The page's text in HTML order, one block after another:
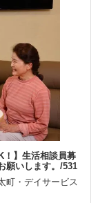
！】生活相談員募
願いします。/531
町・デイサービス